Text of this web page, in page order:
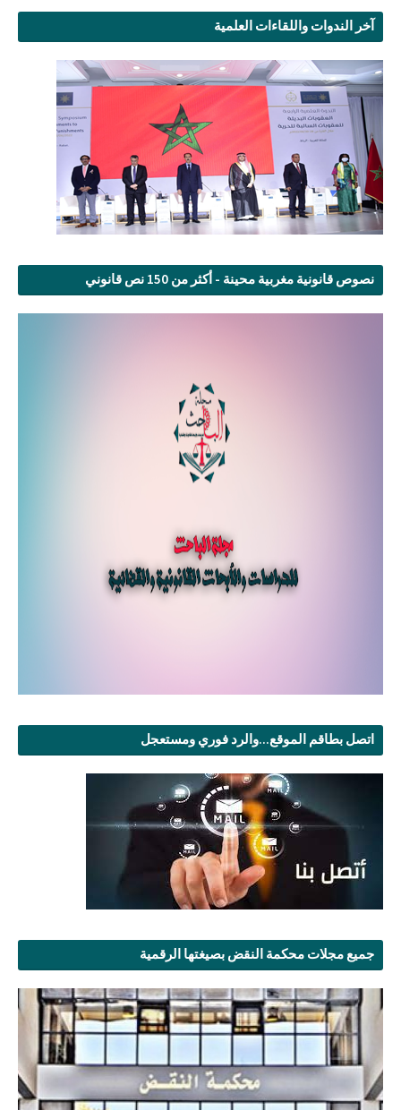
آخر الندوات واللقاءات العلمية
نصوص قانونية مغربية محينة - أكثر من 150 نص قانوني
اتصل بطاقم الموقع...والرد فوري ومستعجل
جميع مجلات محكمة النقض بصيغتها الرقمية